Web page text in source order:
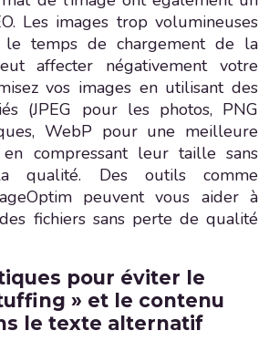
Les images trop volumineuses
le temps de chargement de la
affecter négativement votre
vos images en utilisant des
(JPEG pour les photos, PNG
WebP pour une meilleure
compressant leur taille sans
qualité. Des outils comme
peuvent vous aider à
fichiers sans perte de qualité
pour éviter le
» et le contenu
le texte alternatif